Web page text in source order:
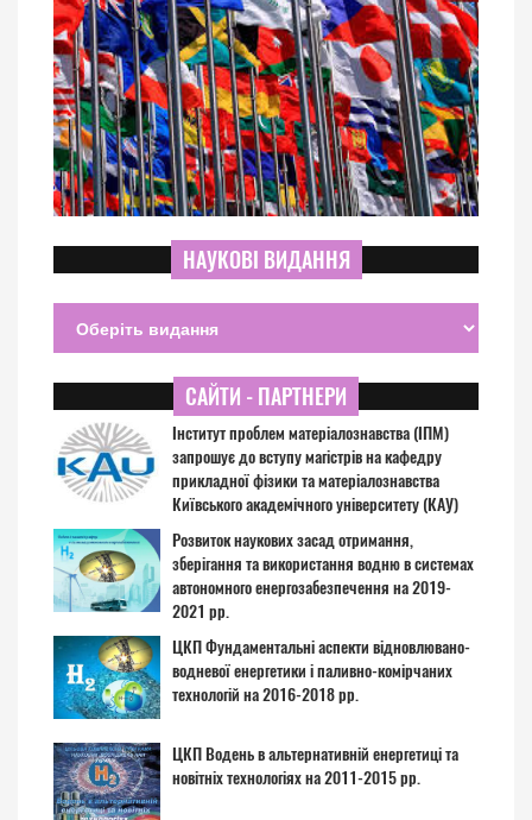
НАУКОВІ ВИДАННЯ
САЙТИ - ПАРТНЕРИ
Інститут проблем матеріалознавства (ІПМ)
запрошує до вступу магістрів на кафедру
прикладної фізики та матеріалознавства
Київського академічного університету (КАУ)
Розвиток наукових засад отримання,
зберігання та використання водню в системах
автономного енергозабезпечення на 2019-
2021 рр.
ЦКП Фундаментальні аспекти відновлювано-
водневої енергетики і паливно-комірчаних
технологій на 2016-2018 рр.
ЦКП Водень в альтернативній енергетиці та
новітніх технологіях на 2011-2015 рр.